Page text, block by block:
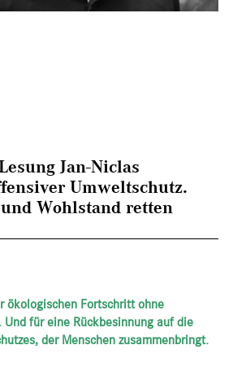
Jan-Niclas
Umweltschutz.
Wohlstand retten
ökologischen Fortschritt ohne
Und für eine Rückbesinnung auf die
der Menschen zusammenbringt.